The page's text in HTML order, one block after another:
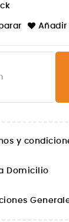
Añadir
y
Domicilio